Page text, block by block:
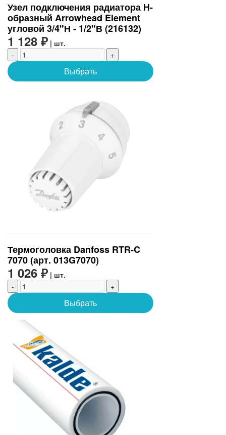
Узел подключения радиатора H-
образный Arrowhead Element
угловой 3/4"Н - 1/2"В (216132)
1 128 ₽ | шт.
-
+
Выбрать
Термоголовка Danfoss RTR-C
7070 (арт. 013G7070)
1 026 ₽ | шт.
-
+
Выбрать